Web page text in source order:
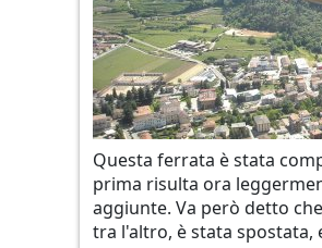
Questa ferrata è stata
prima risulta ora
aggiunte. Va però detto
tra l'altro, è stata spostata,